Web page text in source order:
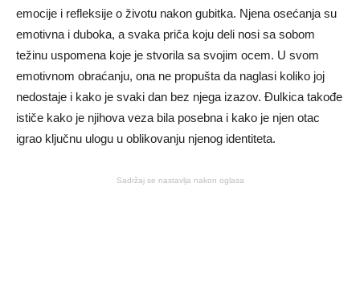
emocije i refleksije o životu nakon gubitka. Njena osećanja su
emotivna i duboka, a svaka priča koju deli nosi sa sobom
težinu uspomena koje je stvorila sa svojim ocem. U svom
emotivnom obraćanju, ona ne propušta da naglasi koliko joj
nedostaje i kako je svaki dan bez njega izazov. Đulkica takođe
ističe kako je njihova veza bila posebna i kako je njen otac
igrao ključnu ulogu u oblikovanju njenog identiteta.
Sadržaj se nastavlja nakon oglasa